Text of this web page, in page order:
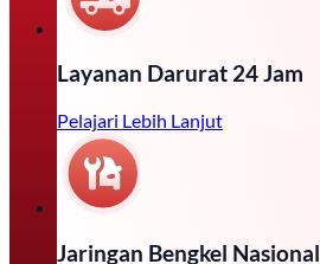
Layanan Darurat 24 Jam
Pelajari Lebih Lanjut
Jaringan Bengkel Nasional